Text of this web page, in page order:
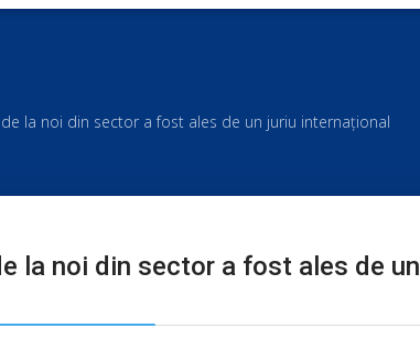
la noi din sector a fost ales de un juriu internaţional
la noi din sector a fost ales de un